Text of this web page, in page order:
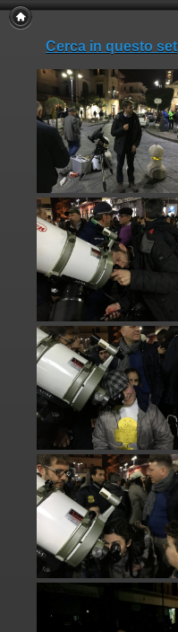
Cerca in questo set